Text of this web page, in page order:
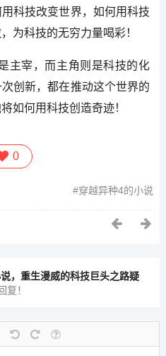
科技改变世界，如何用科技
为科技的无穷力量喝彩！
主宰，而主角则是科技的化
创新，都在推动这个世界的
如何用科技创造奇迹！
0
穿越异种4的小说
，重生漫威的科技巨头之路疑
复！